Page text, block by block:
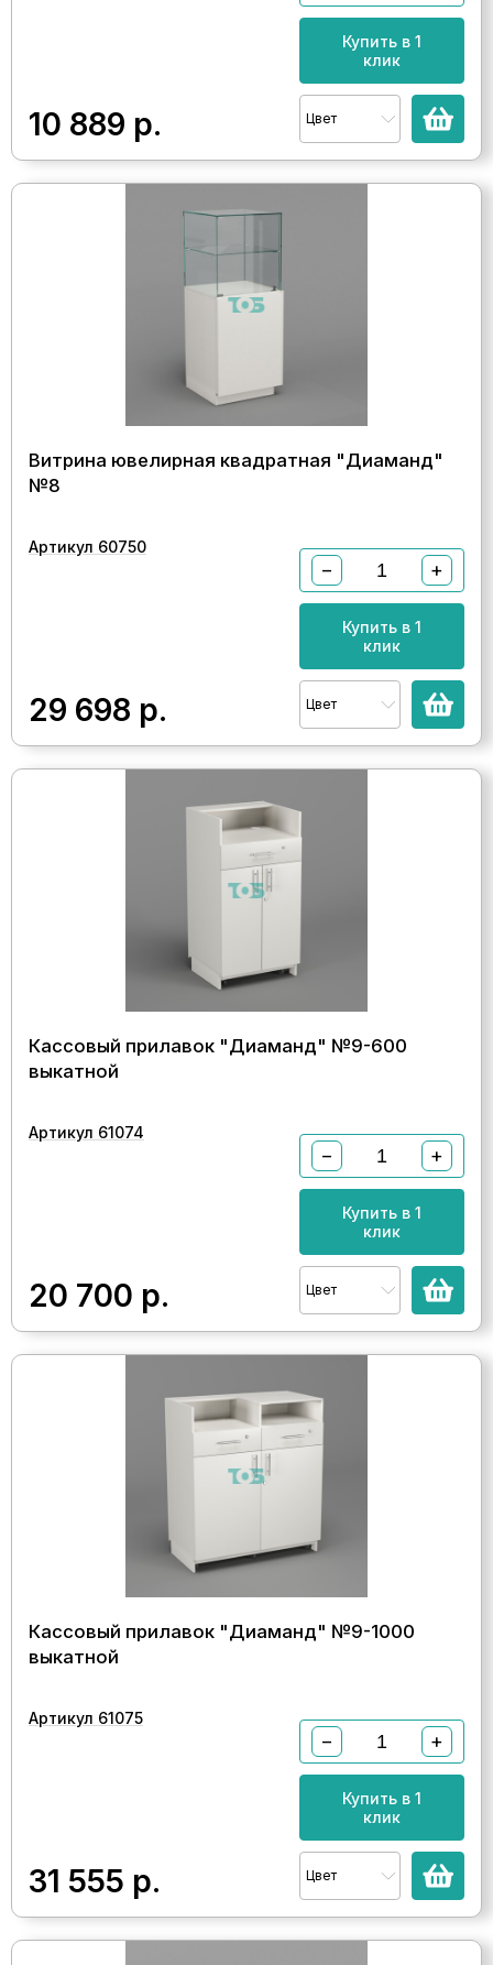
10 889 р.
Купить в 1
клик
Цвет
Витрина ювелирная квадратная "Диаманд"
№8
Артикул 60750
29 698 р.
− +
Купить в 1
клик
Цвет
Кассовый прилавок "Диаманд" №9-600
выкатной
Артикул 61074
20 700 р.
− +
Купить в 1
клик
Цвет
Кассовый прилавок "Диаманд" №9-1000
выкатной
Артикул 61075
31 555 р.
− +
Купить в 1
клик
Цвет